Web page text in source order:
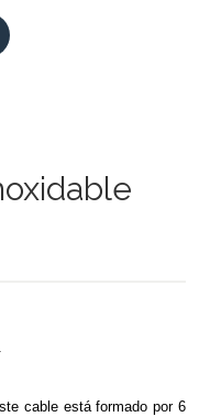
cable está formado por 6